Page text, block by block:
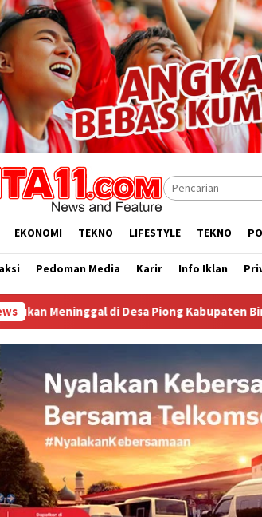
EKONOMI TEKNO LIFESTYLE TEKNO
Pedoman Media Karir Info Iklan
Kabupaten Bima Sejumlah Pekerja